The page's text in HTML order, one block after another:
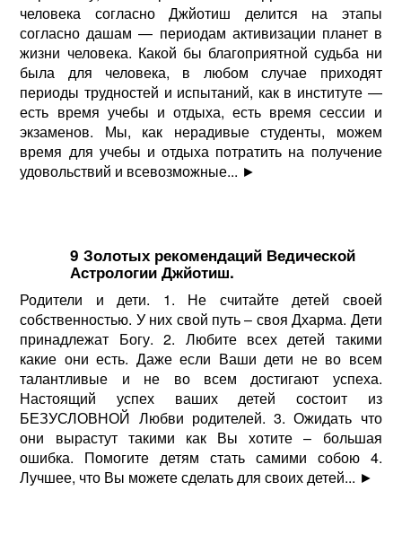
человека согласно Джйотиш делится на этапы
согласно дашам — периодам активизации планет в
жизни человека. Какой бы благоприятной судьба ни
была для человека, в любом случае приходят
периоды трудностей и испытаний, как в институте —
есть время учебы и отдыха, есть время сессии и
экзаменов. Мы, как нерадивые студенты, можем
время для учебы и отдыха потратить на получение
удовольствий и всевозможные... ►
9 Золотых рекомендаций Ведической
Астрологии Джйотиш.
Родители и дети. 1. Не считайте детей своей
собственностью. У них свой путь – своя Дхарма. Дети
принадлежат Богу. 2. Любите всех детей такими
какие они есть. Даже если Ваши дети не во всем
талантливые и не во всем достигают успеха.
Настоящий успех ваших детей состоит из
БЕЗУСЛОВНОЙ Любви родителей. 3. Ожидать что
они вырастут такими как Вы хотите – большая
ошибка. Помогите детям стать самими собою 4.
Лучшее, что Вы можете сделать для своих детей... ►